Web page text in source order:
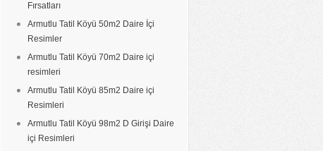
Fırsatları
Armutlu Tatil Köyü 50m2 Daire İçi
Resimler
Armutlu Tatil Köyü 70m2 Daire içi
resimleri
Armutlu Tatil Köyü 85m2 Daire içi
Resimleri
Armutlu Tatil Köyü 98m2 D Girişi Daire
içi Resimleri